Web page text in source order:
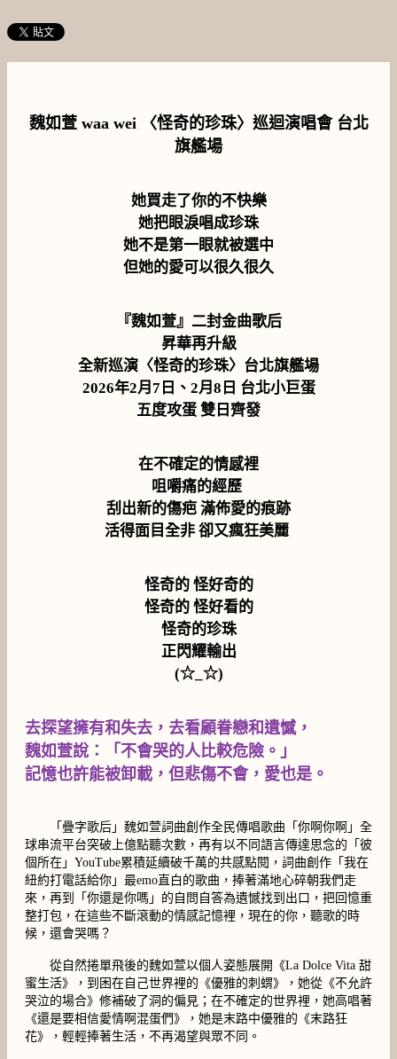
魏如萱 waa wei 〈怪奇的珍珠〉巡迴演唱會 台北
旗艦場
她買走了你的不快樂
她把眼淚唱成珍珠
她不是第一眼就被選中
但她的愛可以很久很久
『魏如萱』二封金曲歌后
昇華再升級
全新巡演〈怪奇的珍珠〉台北旗艦場
2026年2月7日、2月8日 台北小巨蛋
五度攻蛋 雙日齊發
在不確定的情感裡
咀嚼痛的經歷
刮出新的傷疤 滿佈愛的痕跡
活得面目全非 卻又瘋狂美麗
怪奇的 怪好奇的
怪奇的 怪好看的
怪奇的珍珠
正閃耀輸出
(☆_☆)
去探望擁有和失去，去看顧眷戀和遺憾，
魏如萱說：「不會哭的人比較危險。」
記憶也許能被卸載，但悲傷不會，愛也是。
「疊字歌后」魏如萱詞曲創作全民傳唱歌曲「你啊你啊」全
球串流平台突破上億點聽次數，再有以不同語言傳達思念的「彼
個所在」YouTube累積延續破千萬的共感點閱，詞曲創作「我在
紐約打電話給你」最emo直白的歌曲，捧著滿地心碎朝我們走
來，再到「你還是你嗎」的自問自答為遺憾找到出口，把回憶重
整打包，在這些不斷滾動的情感記憶裡，現在的你，聽歌的時
候，還會哭嗎？
從自然捲單飛後的魏如萱以個人姿態展開《La Dolce Vita 甜
蜜生活》，到困在自己世界裡的《優雅的刺蝟》，她從《不允許
哭泣的場合》修補破了洞的偏見；在不確定的世界裡，她高唱著
《還是要相信愛情啊混蛋們》，她是末路中優雅的《末路狂
花》，輕輕捧著生活，不再渴望與眾不同。